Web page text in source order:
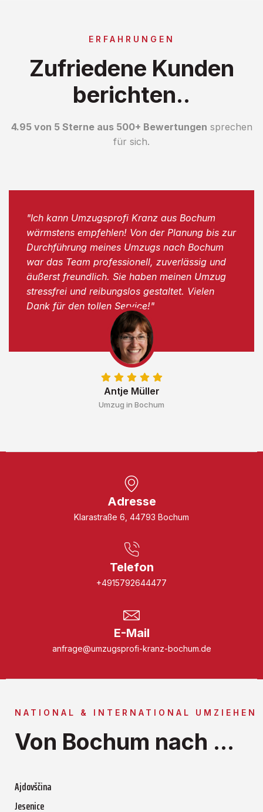
ERFAHRUNGEN
Zufriedene Kunden
berichten..
4.95 von 5 Sterne aus 500+ Bewertungen sprechen
für sich.
Antje Müller
Umzug in Bochum
"Ich kann Umzugsprofi Kranz aus Bochum
wärmstens empfehlen! Von der Planung bis zur
Durchführung meines Umzugs nach Bochum
war das Team professionell, zuverlässig und
äußerst freundlich. Sie haben meinen Umzug
stressfrei und reibungslos gestaltet. Vielen
Dank für den tollen Service!"
Adresse
Klarastraße 6, 44793 Bochum
Telefon
+4915792644477
E-Mail
anfrage@umzugsprofi-kranz-bochum.de
NATIONAL & INTERNATIONAL UMZIEHEN
Von Bochum nach ...
Ajdovščina
Jesenice